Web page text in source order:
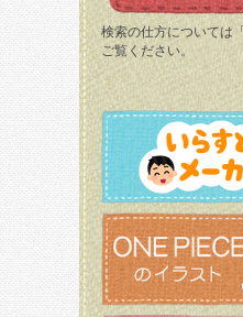
検索の仕方については「
ご覧ください。